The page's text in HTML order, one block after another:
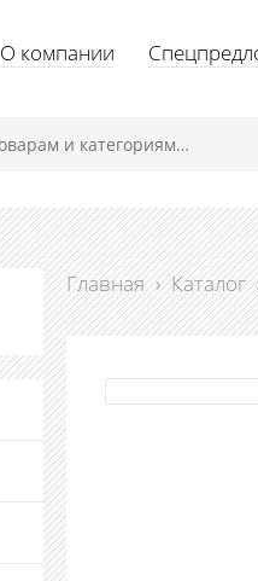
О компании
Главная › Каталог